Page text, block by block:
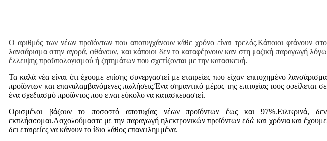
Ο αριθμός των νέων προϊόντων που αποτυγχάνουν κάθε χρόνο είναι τρελός.Κάποιοι φτάνουν στο
λανσάρισμα στην αγορά, φθάνουν, και κάποιοι δεν το καταφέρνουν καν στη μαζική παραγωγή λόγω
έλλειψης προϋπολογισμού ή ζητημάτων που σχετίζονται με την κατασκευή.
Τα καλά νέα είναι ότι έχουμε επίσης συνεργαστεί με εταιρείες που είχαν επιτυχημένο λανσάρισμα
προϊόντων και επαναλαμβανόμενες πωλήσεις.Ένα σημαντικό μέρος της επιτυχίας τους οφείλεται σε
ένα σχεδιασμό προϊόντος που είναι εύκολο να κατασκευαστεί.
Ορισμένοι βάζουν το ποσοστό αποτυχίας νέων προϊόντων έως και 97%.Ειλικρινά, δεν
εκπλήσσομαι.Ασχολούμαστε με την παραγωγή ηλεκτρονικών προϊόντων εδώ και χρόνια και έχουμε
δει εταιρείες να κάνουν το ίδιο λάθος επανειλημμένα.